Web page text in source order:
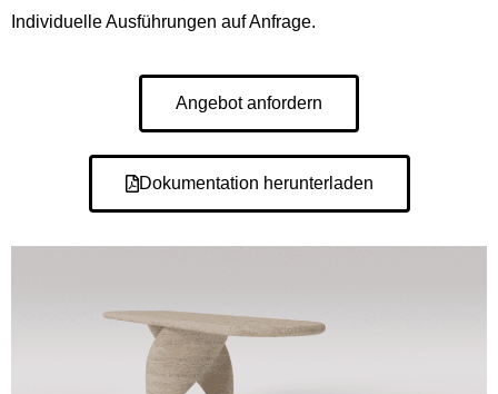
Individuelle Ausführungen auf Anfrage.
Angebot anfordern
Dokumentation herunterladen